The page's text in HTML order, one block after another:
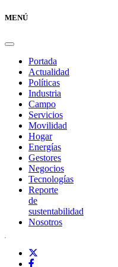
MENÚ
Portada
Actualidad
Políticas
Industria
Campo
Servicios
Movilidad
Hogar
Energías
Gestores
Negocios
Tecnologías
Reporte
de
sustentabilidad
Nosotros